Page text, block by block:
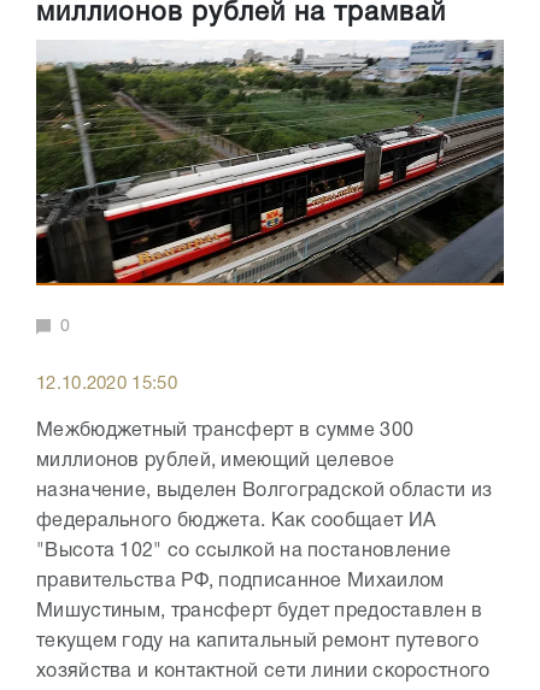
миллионов рублей на трамвай
0
12.10.2020 15:50
Межбюджетный трансферт в сумме 300
миллионов рублей, имеющий целевое
назначение, выделен Волгоградской области из
федерального бюджета. Как сообщает ИА
"Высота 102" со ссылкой на постановление
правительства РФ, подписанное Михаилом
Мишустиным, трансферт будет предоставлен в
текущем году на капитальный ремонт путевого
хозяйства и контактной сети линии скоростного